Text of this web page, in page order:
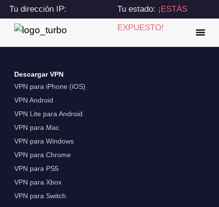
Tu dirección IP:
216.73.216.207
Tu estado: ¡ESTÁS
EXPUESTO!
Descargar VPN
VPN para iPhone (iOS)
VPN Android
VPN Lite para Android
VPN para Mac
VPN para Windows
VPN para Chrome
VPN para PS5
VPN para Xbox
VPN para Switch